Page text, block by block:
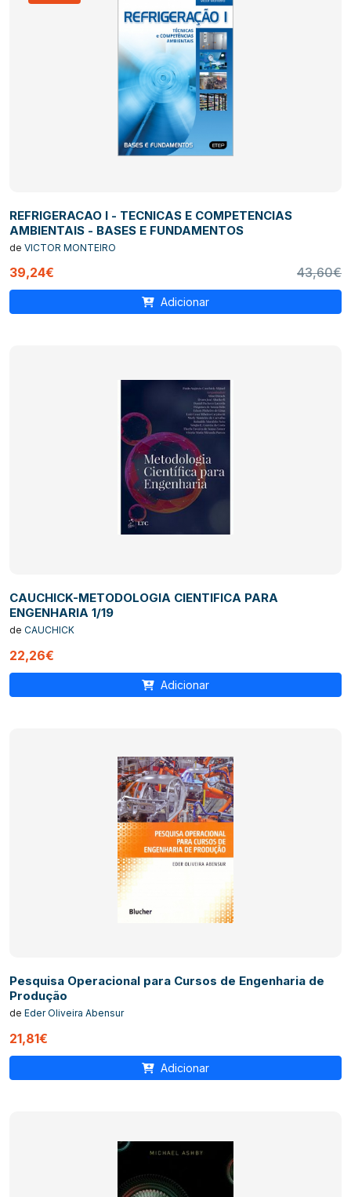
REFRIGERACAO I - TECNICAS E COMPETENCIAS
AMBIENTAIS - BASES E FUNDAMENTOS
de VICTOR MONTEIRO
39,24€ 43,60€
Adicionar
CAUCHICK-METODOLOGIA CIENTIFICA PARA
ENGENHARIA 1/19
de CAUCHICK
22,26€
Adicionar
Pesquisa Operacional para Cursos de Engenharia de
Produção
de Eder Oliveira Abensur
21,81€
Adicionar